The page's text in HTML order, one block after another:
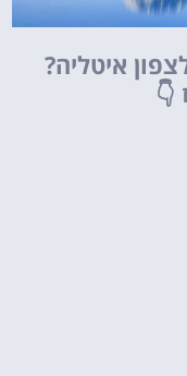
איטליה?
👇